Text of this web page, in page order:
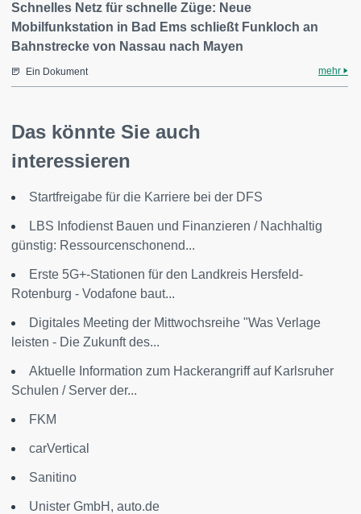
Schnelles Netz für schnelle Züge: Neue
Mobilfunkstation in Bad Ems schließt Funkloch an
Bahnstrecke von Nassau nach Mayen
Ein Dokument mehr
Das könnte Sie auch
interessieren
Startfreigabe für die Karriere bei der DFS
LBS Infodienst Bauen und Finanzieren / Nachhaltig
günstig: Ressourcenschonend...
Erste 5G+-Stationen für den Landkreis Hersfeld-
Rotenburg - Vodafone baut...
Digitales Meeting der Mittwochsreihe "Was Verlage
leisten - Die Zukunft des...
Aktuelle Information zum Hackerangriff auf Karlsruher
Schulen / Server der...
FKM
carVertical
Sanitino
Unister GmbH, auto.de